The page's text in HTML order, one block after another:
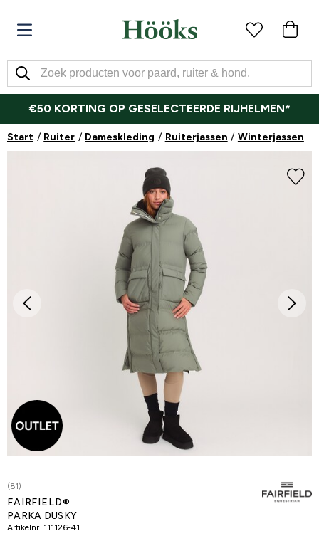
€50 KORTING OP GESELECTEERDE RIJHELMEN*
Start Ruiter Dameskleding Ruiterjassen Winterjassen
(81)
FAIRFIELD®
PARKA DUSKY
Artikelnr. 111126-41